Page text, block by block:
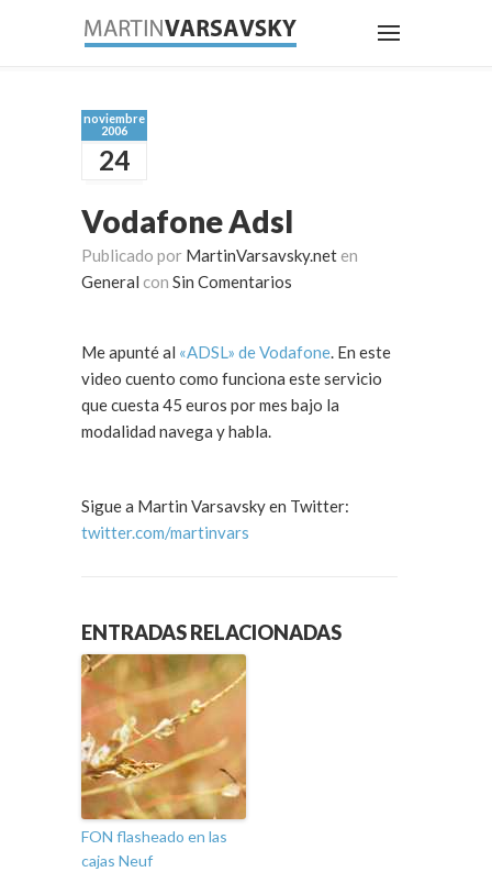
noviembre
2006
24
Vodafone Adsl
Publicado por MartinVarsavsky.net en
General con Sin Comentarios
Me apunté al «ADSL» de Vodafone. En este
video cuento como funciona este servicio
que cuesta 45 euros por mes bajo la
modalidad navega y habla.
Sigue a Martin Varsavsky en Twitter:
twitter.com/martinvars
ENTRADAS RELACIONADAS
FON flasheado en las
cajas Neuf